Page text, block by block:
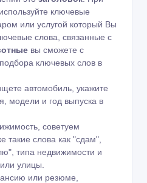
ключевые
или услугой который Вы
слова, связанные с
вы сможете с
ключевых слов в
автомобиль, укажите
модели и год выпуска в
советуем
такие слова как "сдам",
типа недвижимости и
улицы.
или резюме,